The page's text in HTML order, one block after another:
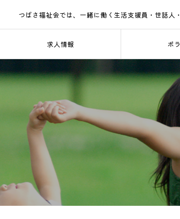
求人情報 ボ
つばさ福祉会では、一緒に働く生活支援員・世話人